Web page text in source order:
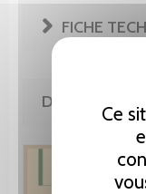
Ce
FICHE
DE LA MÊME